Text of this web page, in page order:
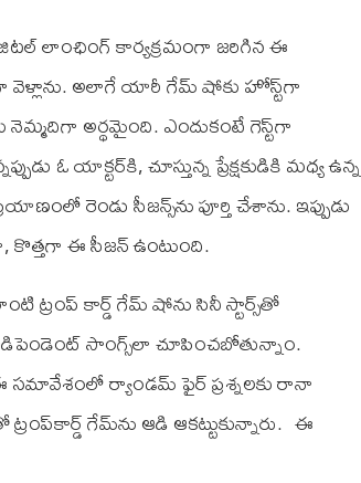
లాంఛింగ్‌ కార్యక్రమంగా జరిగిన ఈ
వెళ్లాను. అలాగే యారీ గేమ్‌ షోకు హోస్ట్‌గా
అర్థమైంది. ఎందుకంటే గెస్ట్‌గా
ఓ యాక్టర్‌కి, చూస్తున్న ప్రేక్షకుడికి మధ్య ఉన్న
రెండు సీజన్స్‌ను పూర్తి చేశాను. ఇప్పుడు
కొత్తగా ఈ సీజన్‌ ఉంటుంది.
ట్రంప్‌ కార్డ్‌ గేమ్‌ షోను సినీ స్టార్స్‌తో
సాంగ్స్‌లా చూపించబోతున్నాం.
ర్యాండమ్‌ ఫైర్‌ ప్రశ్నలకు రానా
గేమ్‌ను ఆడి ఆకట్టుకున్నారు. ఈ